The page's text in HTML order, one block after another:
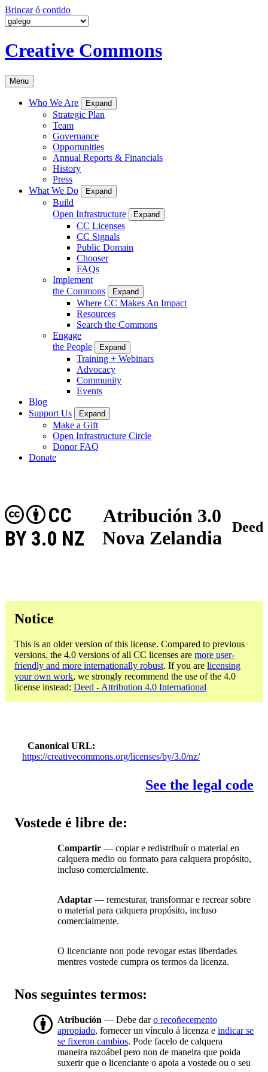
Brincar ó contido
Creative Commons
Menu
Who We Are Expand
Strategic Plan
Team
Governance
Opportunities
Annual Reports & Financials
History
Press
What We Do
Expand
Build
Open Infrastructure
Expand
CC Licenses
CC Signals
Public Domain
Chooser
FAQs
Implement
the Commons
Expand
Where CC Makes An Impact
Resources
Search the Commons
Engage
the People
Expand
Training + Webinars
Advocacy
Community
Events
Blog
Support Us
Expand
Make a Gift
Open Infrastructure Circle
Donor FAQ
Donate
Atribución 3.0
Nova Zelandia
CC
BY 3.0 NZ
Deed
Notice
This is an older version of this license. Compared to previous
versions, the 4.0 versions of all CC licenses are more user-
friendly and more internationally robust. If you are licensing
your own work, we strongly recommend the use of the 4.0
license instead: Deed - Attribution 4.0 International
Canonical URL
https://creativecommons.org/licenses/by/3.0/nz/
See the legal code
Vostede é libre de:
Compartir — copiar e redistribuír o material en
calquera medio ou formato para calquera propósito,
incluso comercialmente.
Adaptar — remesturar, transformar e recrear sobre
o material para calquera propósito, incluso
comercialmente.
O licenciante non pode revogar estas liberdades
mentres vostede cumpra os termos da licenza.
Nos seguintes termos:
Atribución — Debe daro recoñecemento
apropiado, fornecer un vínculo á licenza e indicar se
se fixeron cambios. Pode facelo de calquera
maneira razoábel pero non de maneira que poida
suxerir que o licenciante o apoia a vostede ou o seu